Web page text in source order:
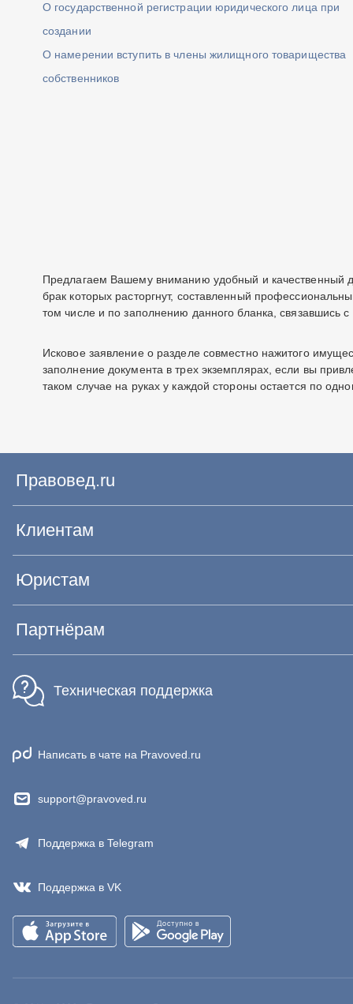
О государственной регистрации юридического лица при
создании
О намерении вступить в члены жилищного товарищества
собственников
Предлагаем Вашему вниманию удобный и качественный
брак которых расторгнут, составленный
том числе и по заполнению данного бланка, связавшись
Исковое заявление о разделе совместно нажитого
заполнение документа в трех экземплярах, если вы
таком случае на руках у каждой стороны остается по
Правовед.ru
Клиентам
Юристам
Партнёрам
Техническая поддержка
Написать в чате на Pravoved.ru
support@pravoved.ru
Поддержка в Telegram
Поддержка в VK